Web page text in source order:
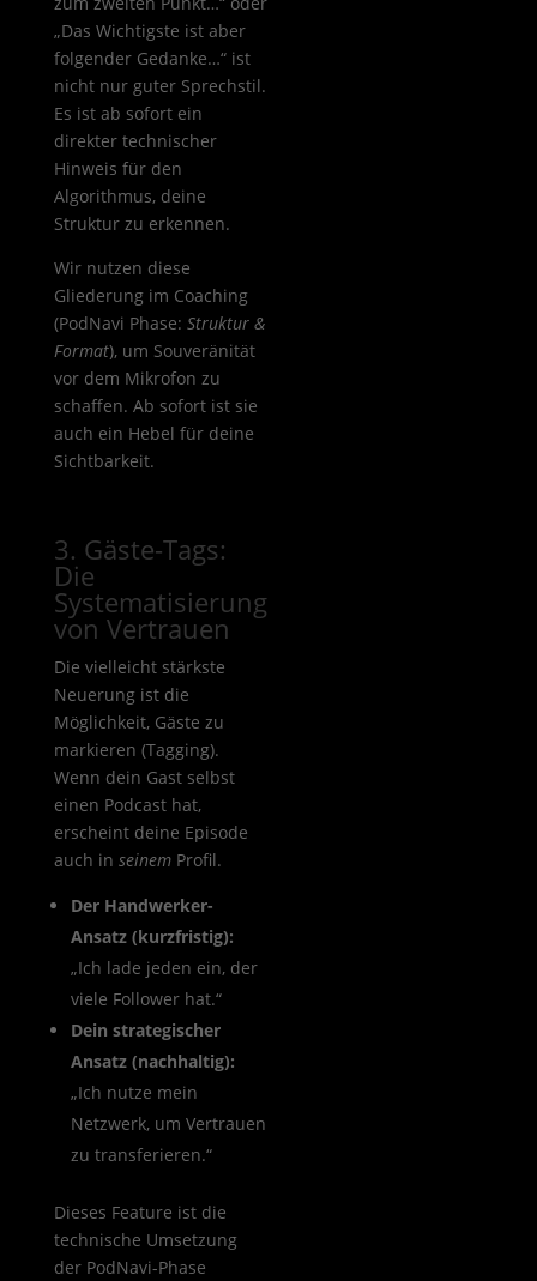
„Das Wichtigste ist aber
folgender Gedanke…“ ist
nicht nur guter Sprechstil.
Es ist ab sofort ein
direkter technischer
Hinweis für den
Algorithmus, deine
Struktur zu erkennen.
Wir nutzen diese
Gliederung im Coaching
(PodNavi Phase: Struktur &
Format), um Souveränität
vor dem Mikrofon zu
schaffen. Ab sofort ist sie
auch ein Hebel für deine
Sichtbarkeit.
3. Gäste-Tags:
Die
Systematisierung
von Vertrauen
Die vielleicht stärkste
Neuerung ist die
Möglichkeit, Gäste zu
markieren (Tagging).
Wenn dein Gast selbst
einen Podcast hat,
erscheint deine Episode
auch in seinemProfil.
Der Handwerker-
Ansatz (kurzfristig):
„Ich lade jeden ein, der
viele Follower hat.“
Dein strategischer
Ansatz (nachhaltig):
„Ich nutze mein
Netzwerk, um Vertrauen
zu transferieren.“
Dieses Feature ist die
technische Umsetzung
der PodNavi-Phase